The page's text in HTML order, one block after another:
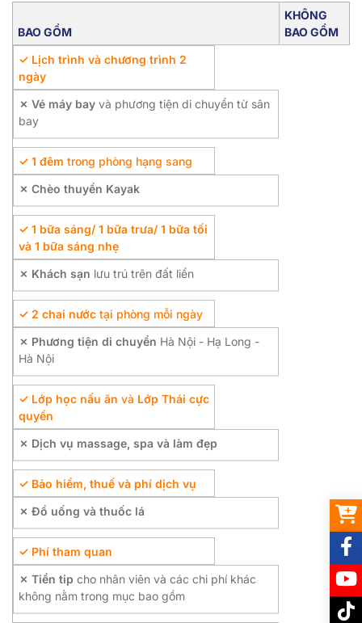
BAO GỒM
KHÔNG
BAO GỒM
✓ Lịch trình và chương trình 2
ngày
✗ Vé máy bayvà phương tiện di chuyển từ sân
bay
✓ 1 đêm trong phòng hạng sang
✗ Chèo thuyền Kayak
✓ 1 bữa sáng/ 1 bữa trưa/ 1 bữa tối
và 1 bữa sáng nhẹ
✗ Khách sạn lưu trú trên đất liền
✓ 2 chai nướctại phòng mỗi ngày
✗ Phương tiện di chuyển Hà Nội - Hạ Long -
Hà Nội
✓ Lớp học nấu ăn và Lớp Thái cực
quyền
✗ Dịch vụ massage, spa và làm đẹp
✓ Bảo hiểm, thuế và phí dịch vụ
✗ Đồ uống và thuốc lá
✓ Phí tham quan
✗ Tiền tip cho nhân viên và các chi phí khác
không nằm trong mục bao gồm